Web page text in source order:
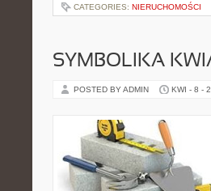
CATEGORIES: NIERUCHOMOŚCI
SYMBOLIKA
POSTED BY ADMIN KWI - 8 -